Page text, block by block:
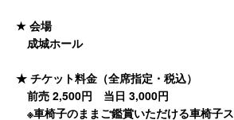
★ 会場
成城ホール
★ チケット料金（全席指定・税込）
前売 2,500円 当日 3,000円
※車椅子のままご鑑賞いただける車椅子